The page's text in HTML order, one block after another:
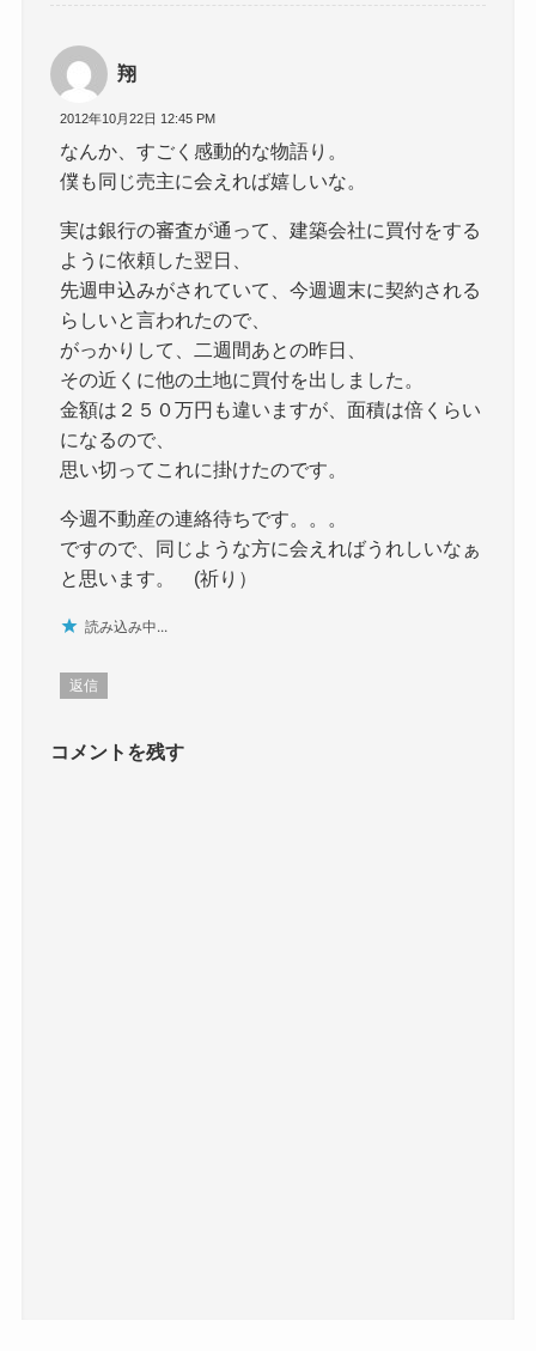
翔
2012年10月22日 12:45 PM
なんか、すごく感動的な物語り。
僕も同じ売主に会えれば嬉しいな。
実は銀行の審査が通って、建築会社に買付をする
ように依頼した翌日、
先週申込みがされていて、今週週末に契約される
らしいと言われたので、
がっかりして、二週間あとの昨日、
その近くに他の土地に買付を出しました。
金額は２５０万円も違いますが、面積は倍くらい
になるので、
思い切ってこれに掛けたのです。
今週不動産の連絡待ちです。。。
ですので、同じような方に会えればうれしいなぁ
と思います。 (祈り）
読み込み中...
返信
コメントを残す